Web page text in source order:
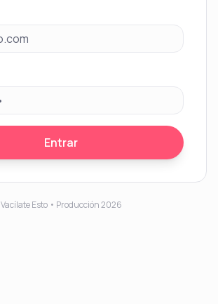
Entrar
Vacílate Esto • Producción 2026